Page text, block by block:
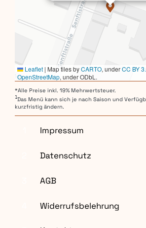
Leaflet | Map tiles byCARTO, underCC BY
OpenStreetMap, under ODbL.
*Alle Preise inkl. 19% Mehrwertsteuer.
1Das Menü kann sich je nach Saison und
kurzfristig ändern.
Impressum
Datenschutz
AGB
Widerrufsbelehrung